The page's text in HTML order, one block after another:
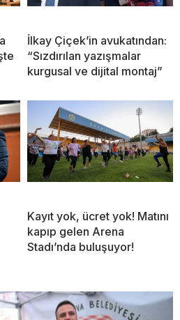
İlkay Çiçek’in avukatından:
“Sızdırılan yazışmalar
kurgusal ve dijital montaj”
Kayıt yok, ücret yok! Matını
kapıp gelen Arena
Stadı’nda buluşuyor!